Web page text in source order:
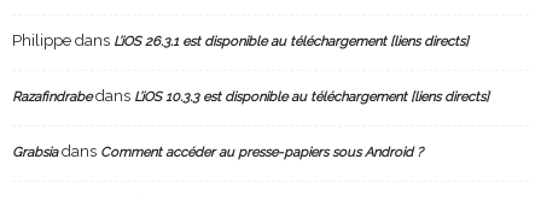
Philippe dans L’iOS 26.3.1 est disponible au téléchargement [liens directs]
Razafindrabedans L’iOS 10.3.3 est disponible au téléchargement [liens directs]
Grabsiadans Comment accéder au presse-papiers sous Android ?